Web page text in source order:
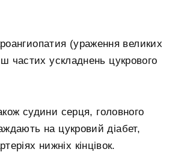
(ураження великих
частих ускладнень цукрового
судини серця, головного
на цукровий діабет,
нижніх кінцівок.